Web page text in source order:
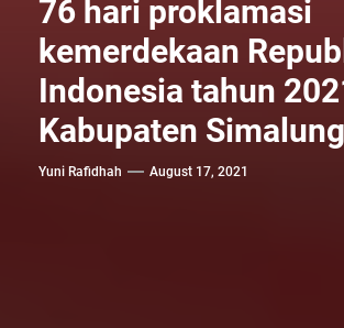
76 hari proklamasi
kemerdekaan
Indonesia tahun
Kabupaten
Yuni Rafidhah August 17, 2021